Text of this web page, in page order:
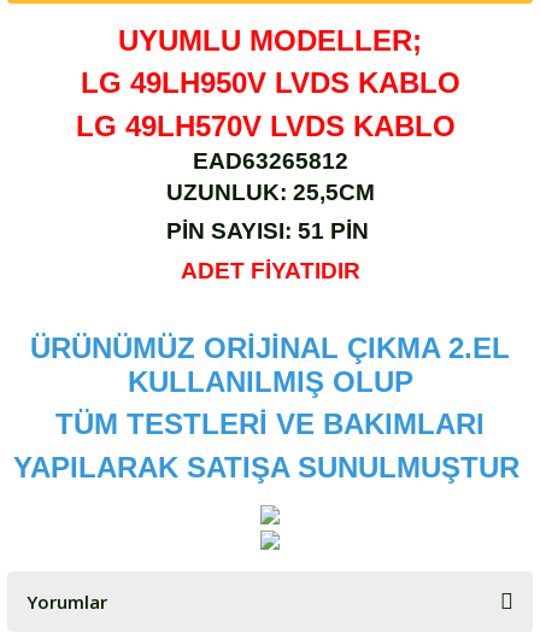
UYUMLU MODELLER;
LG 49LH950V LVDS KABLO
LG 49LH570V LVDS KABLO
EAD63265812
UZUNLUK: 25,5CM
PİN SAYISI: 51 PİN
ADET FİYATIDIR
ÜRÜNÜMÜZ ORİJİNAL ÇIKMA 2.EL
KULLANILMIŞ OLUP
TÜM TESTLERİ VE BAKIMLARI
YAPILARAK SATIŞA SUNULMUŞTUR
Yorumlar